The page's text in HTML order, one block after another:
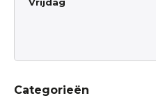
Categorieën